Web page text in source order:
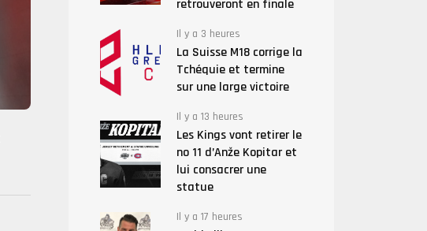
retrouveront en finale
Il y a 3 heures
La Suisse M18 corrige la
Tchéquie et termine
sur une large victoire
Il y a 13 heures
Les Kings vont retirer le
no 11 d’Anže Kopitar et
lui consacrer une
statue
Il y a 17 heures